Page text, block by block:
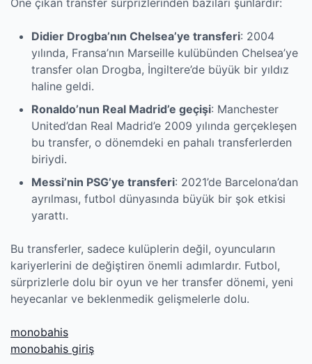
Öne çıkan transfer sürprizlerinden bazıları şunlardır:
Didier Drogba’nın Chelsea’ye transferi: 2004
yılında, Fransa’nın Marseille kulübünden Chelsea’ye
transfer olan Drogba, İngiltere’de büyük bir yıldız
haline geldi.
Ronaldo’nun Real Madrid’e geçişi: Manchester
United’dan Real Madrid’e 2009 yılında gerçekleşen
bu transfer, o dönemdeki en pahalı transferlerden
biriydi.
Messi’nin PSG’ye transferi: 2021’de Barcelona’dan
ayrılması, futbol dünyasında büyük bir şok etkisi
yarattı.
Bu transferler, sadece kulüplerin değil, oyuncuların
kariyerlerini de değiştiren önemli adımlardır. Futbol,
sürprizlerle dolu bir oyun ve her transfer dönemi, yeni
heyecanlar ve beklenmedik gelişmelerle dolu.
monobahis
monobahis giriş